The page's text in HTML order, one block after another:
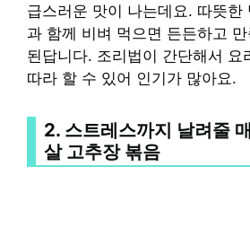
급스러운 맛이 나는데요. 따뜻한
과 함께 비벼 먹으면 든든하고
된답니다. 조리법이 간단해서 요
따라 할 수 있어 인기가 많아요.
2. 스트레스까지 날려줄
살 고추장 볶음